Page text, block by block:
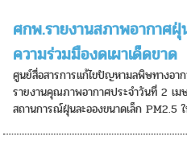
ศกพ.รายงานสภาพอากาศ
ความร่วมมืองดเผาเด็ดขาด
ศูนย์สื่อสารการแก้ไขปัญหามลพิษทางอ
รายงานคุณภาพอากาศประจำวันที่ 2
สถานการณ์ฝุ่นละอองขนาดเล็ก PM2.5